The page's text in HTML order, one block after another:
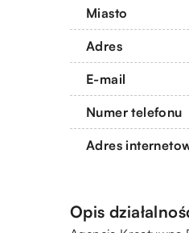
Miasto
Adres
E-mail
Numer telefonu
Adres
Opis